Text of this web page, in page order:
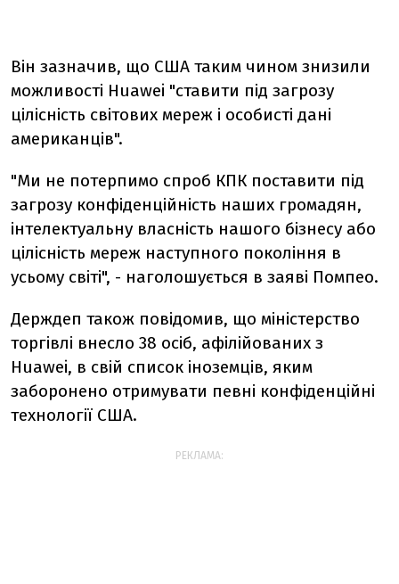
Він зазначив, що США таким чином знизили
можливості Huawei "ставити під загрозу
цілісність світових мереж і особисті дані
американців".
"Ми не потерпимо спроб КПК поставити під
загрозу конфіденційність наших громадян,
інтелектуальну власність нашого бізнесу або
цілісність мереж наступного покоління в
усьому світі", - наголошується в заяві Помпео.
Держдеп також повідомив, що міністерство
торгівлі внесло 38 осіб, афілійованих з
Huawei, в свій список іноземців, яким
заборонено отримувати певні конфіденційні
технології США.
РЕКЛАМА: